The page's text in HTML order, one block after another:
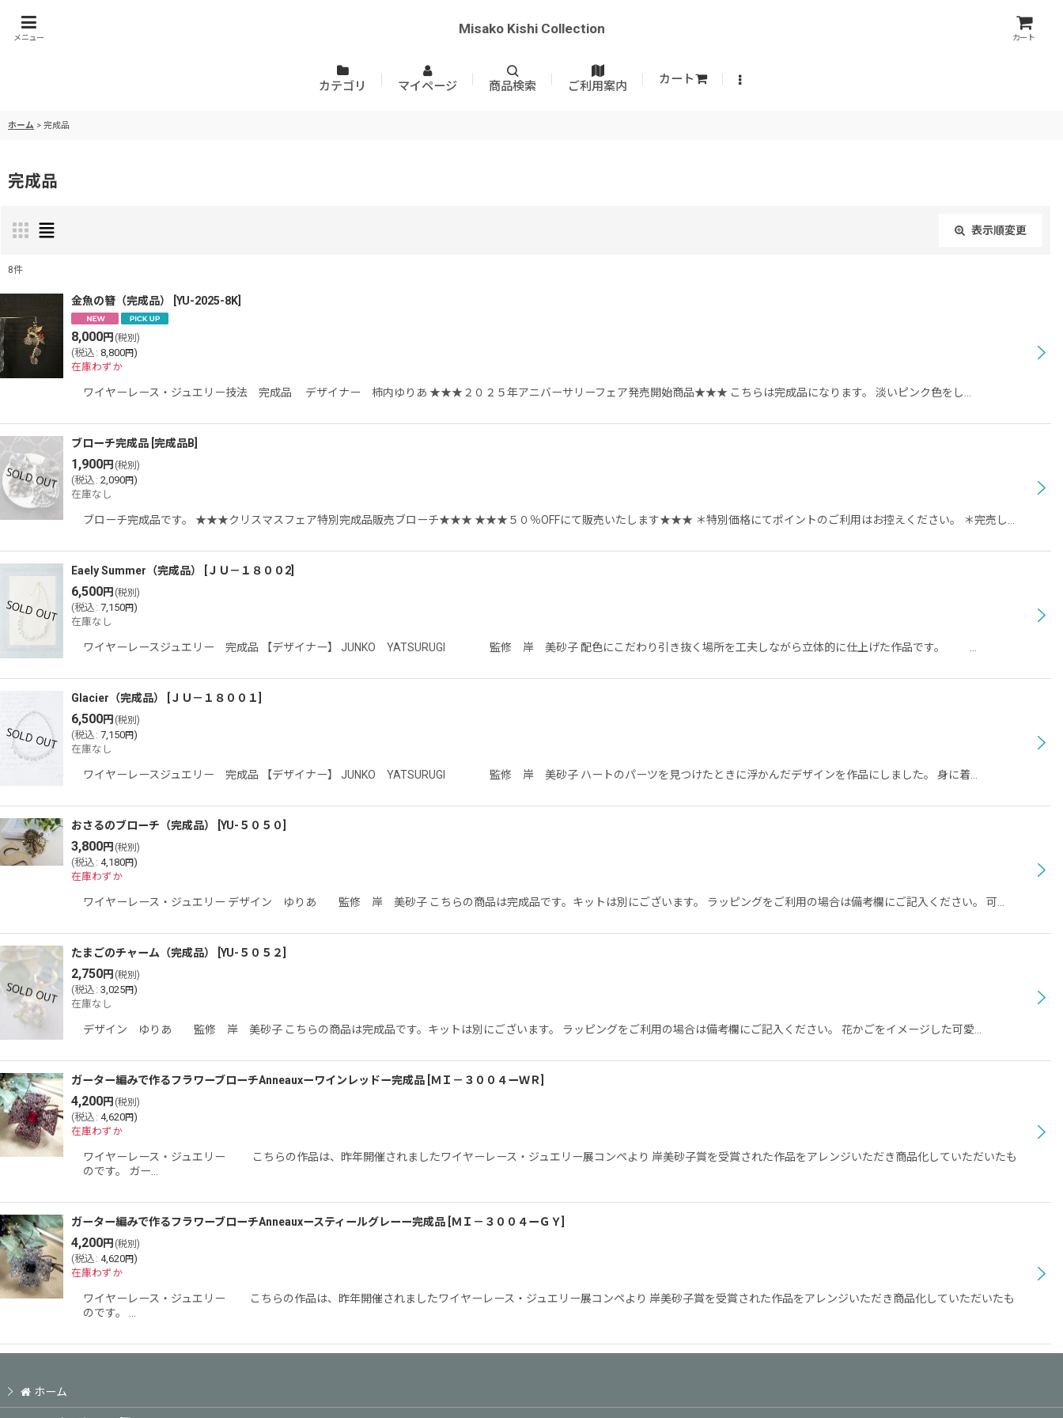
メニュー
Misako Kishi Collection
カート
カテゴリ マイページ 商品検索 ご利用案内
カート
ホーム > 完成品
完成品
表示順変更
表示数:
並び順
絞り込む
8件
金魚の簪（完成品） YU-2025-8K
8,000円 (税別)
(税込 : 8,800円)
在庫わずか
ワイヤーレース・ジュエリー技法 完成品 デザイナー 柿内ゆりあ ★★★２０２５年アニバーサリーフェア発売開始商品★★★ こちらは完成品になります。 淡いピンク色をし…
ブローチ完成品 完成品B
1,900円 (税別)
(税込 : 2,090円)
在庫なし
ブローチ完成品です。 ★★★クリスマスフェア特別完成品販売ブローチ★★★ ★★★５０％OFFにて販売いたします★★★ ＊特別価格にてポイントのご利用はお控えください。 ＊完売し…
Eaely Summer（完成品） ＪＵ－１８００2
6,500円 (税別)
(税込 : 7,150円)
在庫なし
ワイヤーレースジュエリー 完成品 【デザイナー】 JUNKO YATSURUGI 監修 岸 美砂子 配色にこだわり引き抜く場所を工夫しながら立体的に仕上げた作品です。 …
Glacier（完成品） ＪＵ－１８００１
6,500円 (税別)
(税込 : 7,150円)
在庫なし
ワイヤーレースジュエリー 完成品 【デザイナー】 JUNKO YATSURUGI 監修 岸 美砂子 ハートのパーツを見つけたときに浮かんだデザインを作品にしました。 身に着…
おさるのブローチ（完成品） YU-５０５０
3,800円 (税別)
(税込 : 4,180円)
在庫わずか
ワイヤーレース・ジュエリー デザイン ゆりあ 監修 岸 美砂子 こちらの商品は完成品です。キットは別にございます。 ラッピングをご利用の場合は備考欄にご記入ください。 可…
たまごのチャーム（完成品） YU-５０５２
2,750円 (税別)
(税込 : 3,025円)
在庫なし
デザイン ゆりあ 監修 岸 美砂子 こちらの商品は完成品です。キットは別にございます。 ラッピングをご利用の場合は備考欄にご記入ください。 花かごをイメージした可愛…
ガーター編みで作るフラワーブローチAnneauxーワインレッドー完成品 ＭＩ－３００４ーＷＲ
4,200円 (税別)
(税込 : 4,620円)
在庫わずか
ワイヤーレース・ジュエリー こちらの作品は、昨年開催されましたワイヤーレース・ジュエリー展コンペより 岸美砂子賞を受賞された作品をアレンジいただき商品化していただいたも
のです。 ガー…
ガーター編みで作るフラワーブローチAnneauxースティールグレーー完成品 ＭＩ－３００４ーＧＹ
4,200円 (税別)
(税込 : 4,620円)
在庫わずか
ワイヤーレース・ジュエリー こちらの作品は、昨年開催されましたワイヤーレース・ジュエリー展コンペより 岸美砂子賞を受賞された作品をアレンジいただき商品化していただいたも
のです。 …
ホーム